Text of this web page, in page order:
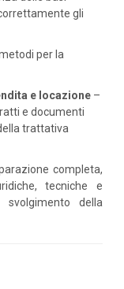
gli
per la
e locazione –
e documenti
trattativa
completa,
tecniche e
della